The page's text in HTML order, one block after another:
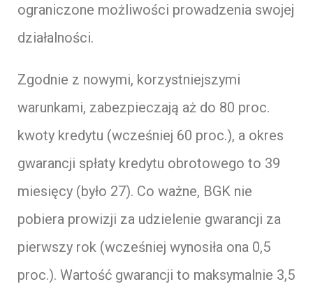
ograniczone możliwości prowadzenia swojej
działalności.
Zgodnie z nowymi, korzystniejszymi
warunkami, zabezpieczają aż do 80 proc.
kwoty kredytu (wcześniej 60 proc.), a okres
gwarancji spłaty kredytu obrotowego to 39
miesięcy (było 27). Co ważne, BGK nie
pobiera prowizji za udzielenie gwarancji za
pierwszy rok (wcześniej wynosiła ona 0,5
proc.). Wartość gwarancji to maksymalnie 3,5